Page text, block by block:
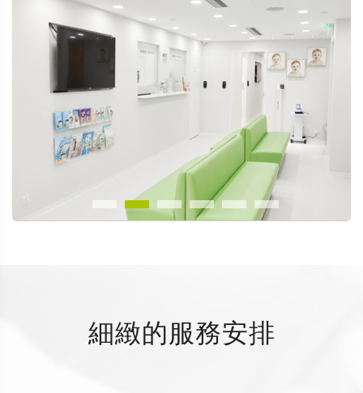
細緻的服務安排